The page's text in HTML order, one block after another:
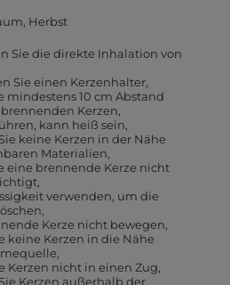
Herbst
Sie die direkte Inhalation von
Sie einen Kerzenhalter
mindestens 10 cm Abstand
Kerzen
kann heiß sein
keine Kerzen in der Nähe
Materialien
eine brennende Kerze nicht
verwenden, um die
Kerze nicht bewegen
keine Kerzen in die Nähe
Kerzen nicht in einen Zug
Kerzen außerhalb der